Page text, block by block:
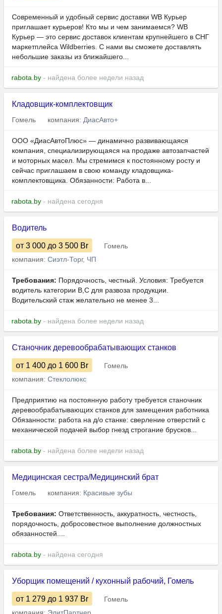
Современный и удобный сервис доставки WB Курьер
приглашает курьеров! Кто мы и чем занимаемся? WB
Курьер — это сервис доставок клиентам крупнейшего в СНГ
маркетплейса Wildberries. С нами вы сможете доставлять
небольшие заказы из ближайшего...
rabota.by - найдена более недели назад
Кладовщик-комплектовщик
Гомель компания: ДиасАвто+
ООО «ДиасАвтоПлюс» — динамично развивающаяся
компания, специализирующаяся на продаже автозапчастей
и моторных масел. Мы стремимся к постоянному росту и
сейчас приглашаем в свою команду кладовщика-
комплектовщика. Обязанности: Работа в...
rabota.by - найдена сегодня
Водитель
от 3 000 до 3 500 Br
Гомель
компания: Сиэтл-Торг, ЧП
Требования: Порядочность, честный. Условия: Требуется
водитель категории B,C для развоза продукции.
Водительский стаж желательно не менее 3...
rabota.by - найдена более недели назад
Станочник деревообрабатывающих станков
от 1 400 до 1 600 Br
Гомель
компания: Стеклолюкс
Предприятию на постоянную работу требуется станочник
деревообрабатывающих станков для замещения работника
Обязанности: работа на д/о станке: сверление отверстий с
механической подачей выбор гнезд строгание брусков...
rabota.by - найдена более недели назад
Медицинская сестра/Медицинский брат
Гомель компания: Красивые зубы
Требования: Ответственность, аккуратность, честность,
порядочность, добросовестное выполнение должностных
обязанностей....
rabota.by - найдена сегодня
Уборщик помещений / кухонный рабочий, Гомель
от 1 279 до 1 937 Br
Гомель